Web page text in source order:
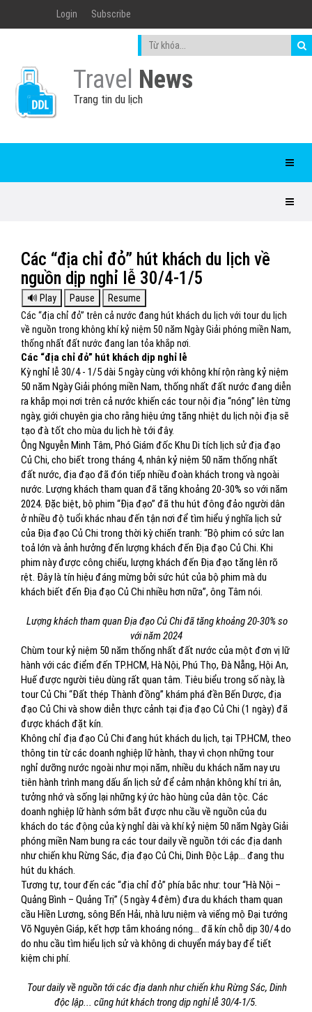
Login Subscribe
Travel News
Trang tin du lịch
Các “địa chỉ đỏ” hút khách du lịch về
nguồn dịp nghỉ lễ 30/4-1/5
Các “địa chỉ đỏ” trên cả nước đang hút khách du lịch với tour du lịch
về nguồn trong không khí kỷ niệm 50 năm Ngày Giải phóng miền Nam,
thống nhất đất nước đang lan tỏa khắp nơi.
Các “địa chỉ đỏ” hút khách dịp nghỉ lễ
Kỳ nghỉ lễ 30/4 - 1/5 dài 5 ngày cùng với không khí rộn ràng kỷ niệm
50 năm Ngày Giải phóng miền Nam, thống nhất đất nước đang diễn
ra khắp mọi nơi trên cả nước khiến các tour nội địa “nóng” lên từng
ngày, giới chuyên gia cho rằng hiệu ứng tăng nhiệt du lịch nội địa sẽ
tạo đà tốt cho mùa du lịch hè tới đây.
Ông Nguyễn Minh Tâm, Phó Giám đốc Khu Di tích lịch sử địa đạo
Củ Chi, cho biết trong tháng 4, nhân kỷ niệm 50 năm thống nhất
đất nước, địa đạo đã đón tiếp nhiều đoàn khách trong và ngoài
nước. Lượng khách tham quan đã tăng khoảng 20-30% so với năm
2024. Đặc biệt, bộ phim “Địa đạo” đã thu hút đông đảo người dân
ở nhiều độ tuổi khác nhau đến tận nơi để tìm hiểu ý nghĩa lịch sử
của Địa đạo Củ Chi trong thời kỳ chiến tranh: “Bộ phim có sức lan
toả lớn và ảnh hưởng đến lượng khách đến Địa đạo Củ Chi. Khi
phim này được công chiếu, lượng khách đến Địa đạo tăng lên rõ
rệt. Đây là tín hiệu đáng mừng bởi sức hút của bộ phim mà du
khách biết đến Địa đạo Củ Chi nhiều hơn nữa”, ông Tâm nói.
Lượng khách tham quan Địa đạo Củ Chi đã tăng khoảng 20-30% so
với năm 2024
Chùm tour kỷ niệm 50 năm thống nhất đất nước của một đơn vị lữ
hành với các điểm đến TP.HCM, Hà Nội, Phú Thọ, Đà Nẵng, Hội An,
Huế được người tiêu dùng rất quan tâm. Tiêu biểu trong số này, là
tour Củ Chi “Đất thép Thành đồng” khám phá đền Bến Dược, địa
đạo Củ Chi và show diễn thực cảnh tại địa đạo Củ Chi (1 ngày) đã
được khách đặt kín.
Không chỉ địa đạo Củ Chi đang hút khách du lịch, tại TP.HCM, theo
thông tin từ các doanh nghiệp lữ hành, thay vì chọn những tour
nghỉ dưỡng nước ngoài như mọi năm, nhiều du khách năm nay ưu
tiên hành trình mang dấu ấn lịch sử để cảm nhận không khí tri ân,
tưởng nhớ và sống lại những ký ức hào hùng của dân tộc. Các
doanh nghiệp lữ hành sớm bắt được nhu cầu về nguồn của du
khách do tác động của kỳ nghỉ dài và khí kỷ niệm 50 năm Ngày Giải
phóng miền Nam bung ra các tour daily về nguồn tới các địa danh
như chiến khu Rừng Sác, địa đạo Củ Chi, Dinh Độc Lập… đang thu
hút du khách.
Tương tự, tour đến các “địa chỉ đỏ” phía bắc như: tour “Hà Nội –
Quảng Bình – Quảng Trị” (5 ngày 4 đêm) đưa du khách tham quan
cầu Hiền Lương, sông Bến Hải, nhà lưu niệm và viếng mộ Đại tướng
Võ Nguyên Giáp, kết hợp tắm khoáng nóng... đã kín chỗ dịp 30/4 do
do nhu cầu tìm hiểu lịch sử và không di chuyển máy bay để tiết
kiệm chi phí.
Tour daily về nguồn tới các địa danh như chiến khu Rừng Sác, Dinh
độc lập... cũng hút khách trong dịp nghỉ lễ 30/4-1/5.